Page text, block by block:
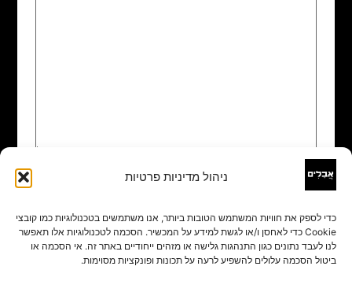
ניהול מדיניות פרטיות
כדי לספק את חוויות המשתמש הטובות ביותר, אנו משתמשים בטכנולוגיות כמו קובצי
Cookie כדי לאחסן ו/או לגשת למידע על המכשיר. הסכמה לטכנולוגיות אלו תאפשר
לנו לעבד נתונים כגון התנהגות גלישה או מזהים ייחודיים באתר זה. אי הסכמה או
ביטול הסכמה עלולים להשפיע לרעה על תכונות ופונקציות מסוימות.
שם
אימייל*